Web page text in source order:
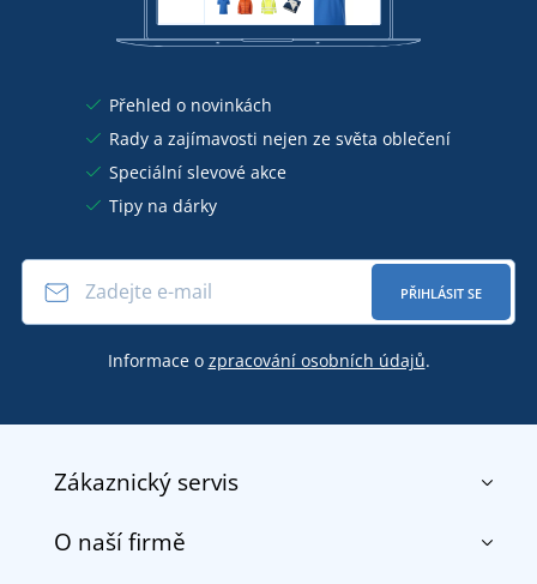
Přehled o novinkách
Rady a zajímavosti nejen ze světa oblečení
Speciální slevové akce
Tipy na dárky
PŘIHLÁSIT SE
Informace o zpracování osobních údajů.
Zákaznický servis
Kontakt
O naší firmě